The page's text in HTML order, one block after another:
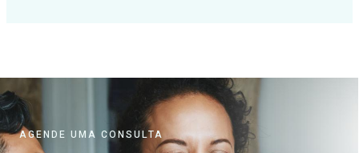
AGENDE UMA CONSULTA